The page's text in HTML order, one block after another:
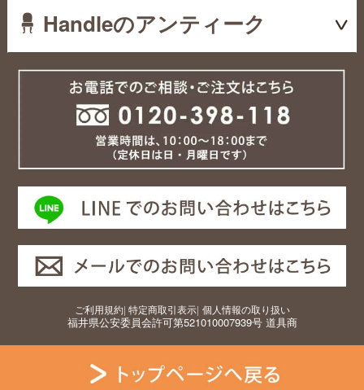
Handleのアンティーク
ご利用規約| 特定商取引表示| 個人情報の取り扱い
福井県公安委員会許可第521010007939号 道具商